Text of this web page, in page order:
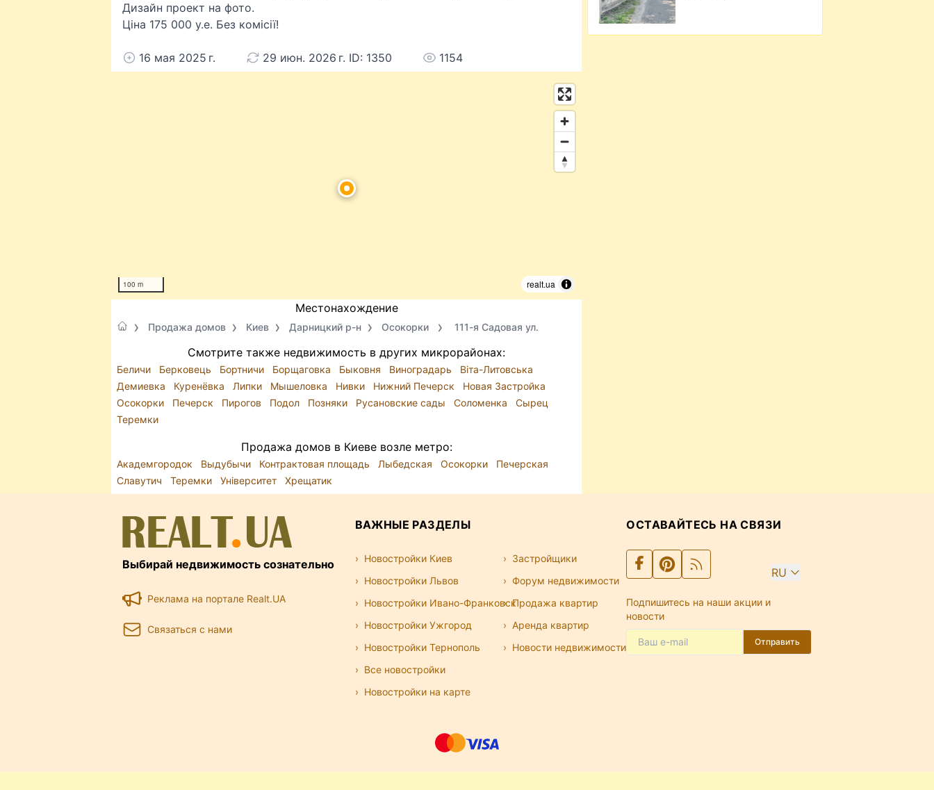
Дизайн проект на фото.
Ціна 175 000 у.е. Без комісії!
16 мая 2025 г. 29 июн. 2026 г. ID: 1350 1154
100 m realt.ua
Местонахождение
Продажа домов Киев Дарницкий р-н Осокорки 111-я Садовая ул.
Смотрите также недвижимость в других микрорайонах:
Беличи Берковець Бортничи Борщаговка Быковня Виноградарь
Віта-Литовська
Демиевка
Куренёвка Липки Мышеловка Нивки Нижний Печерск
Новая Застройка
Осокорки
Печерск Пирогов Подол Позняки Русановские сады Соломенка
Сырец
Теремки
Продажа домов в Киеве возле метро:
Академгородок Выдубычи Контрактовая площадь Лыбедская Осокорки
Печерская
Славутич
Теремки Університет Хрещатик
Выбирай недвижимость сознательно
Реклама на портале Realt.UA
Связаться с нами
ВАЖНЫЕ РАЗДЕЛЫ
Новостройки Киев
Новостройки Львов
Новостройки Ивано-Франковск
Новостройки Ужгород
Новостройки Тернополь
Все новостройки
Новостройки на карте
Застройщики
Форум недвижимости
Продажа квартир
Аренда квартир
Новости недвижимости
ОСТАВАЙТЕСЬ НА СВЯЗИ
RU
Подпишитесь на наши акции и
новости
Отправить